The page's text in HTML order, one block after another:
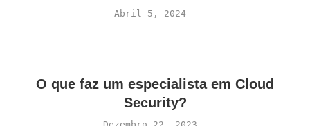
Abril 5, 2024
O que faz um especialista em Cloud
Security?